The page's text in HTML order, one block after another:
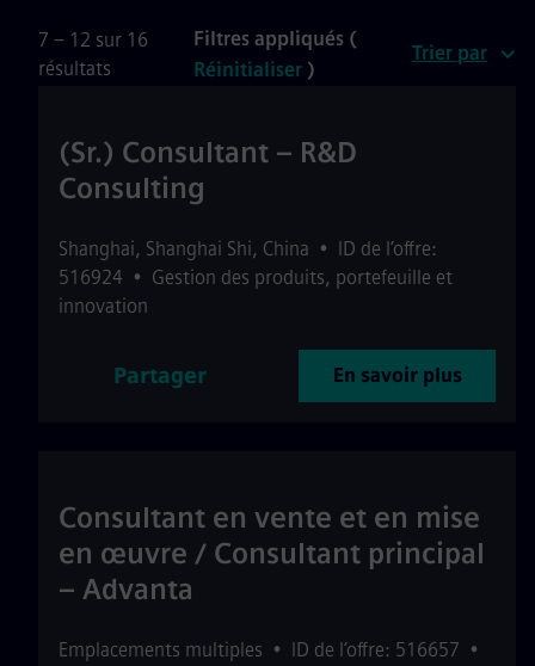
7 – 12 sur 16
résultats
Filtres appliqués (
Réinitialiser )
Trier par
(Sr.) Consultant – R&D
Consulting
Shanghai, Shanghai Shi, China • ID de l’offre:
516924 • Gestion des produits, portefeuille et
innovation
Partager En savoir plus
Consultant en vente et en mise
en œuvre / Consultant principal
– Advanta
Emplacements multiples • ID de l’offre: 516657 •